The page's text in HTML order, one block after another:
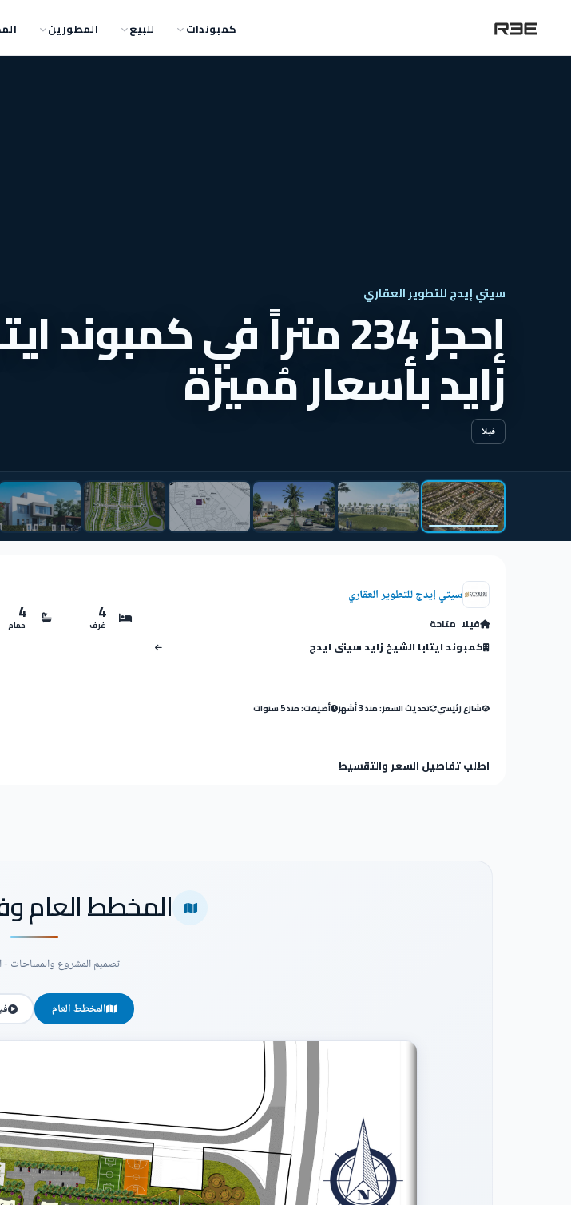
كمبوندات للبيع المطورين
سيتي إيدج للتطوير العقاري إحجز 234 متراً في كمبوند
زايد بأسعار مُميزة
فيلا
سيتي إيدج للتطوير العقاري
فيلا متاحة
كمبوند ايتابا الشيخ زايد سيتي ايدج
4
غرف
4
حمام
شارع رئيسي تحديث السعر: منذ 3 أشهر أضيفت: منذ 5 سنوات
اطلب تفاصيل السعر والتقسيط
المخطط العام
تصميم المشروع والمساحات -
المخطط العام